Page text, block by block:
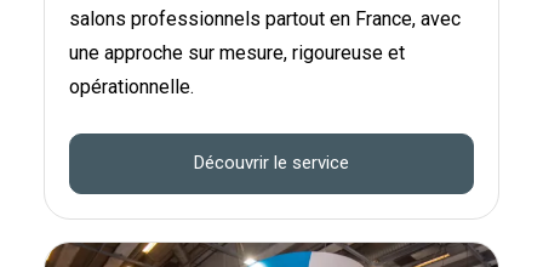
salons professionnels partout en France, avec
une approche sur mesure, rigoureuse et
opérationnelle.
Découvrir le service